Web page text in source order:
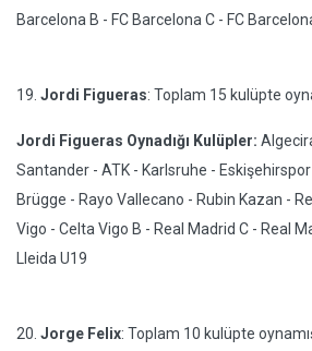
Barcelona B - FC Barcelona C - FC
19. Jordi Figueras: Toplam 15 kulüpte
Jordi Figueras Oynadığı Kulüpler:
Santander - ATK - Karlsruhe -
Brügge - Rayo Vallecano - Rubin Kazan -
Vigo - Celta Vigo B - Real Madrid C - Real
Lleida U19
20. Jorge Felix: Toplam 10 kulüpte